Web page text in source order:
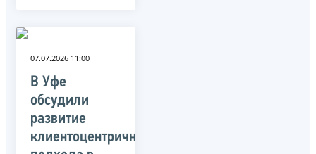
07.07.2026 11:00
В Уфе
обсудили
развитие
клиентоцентричного